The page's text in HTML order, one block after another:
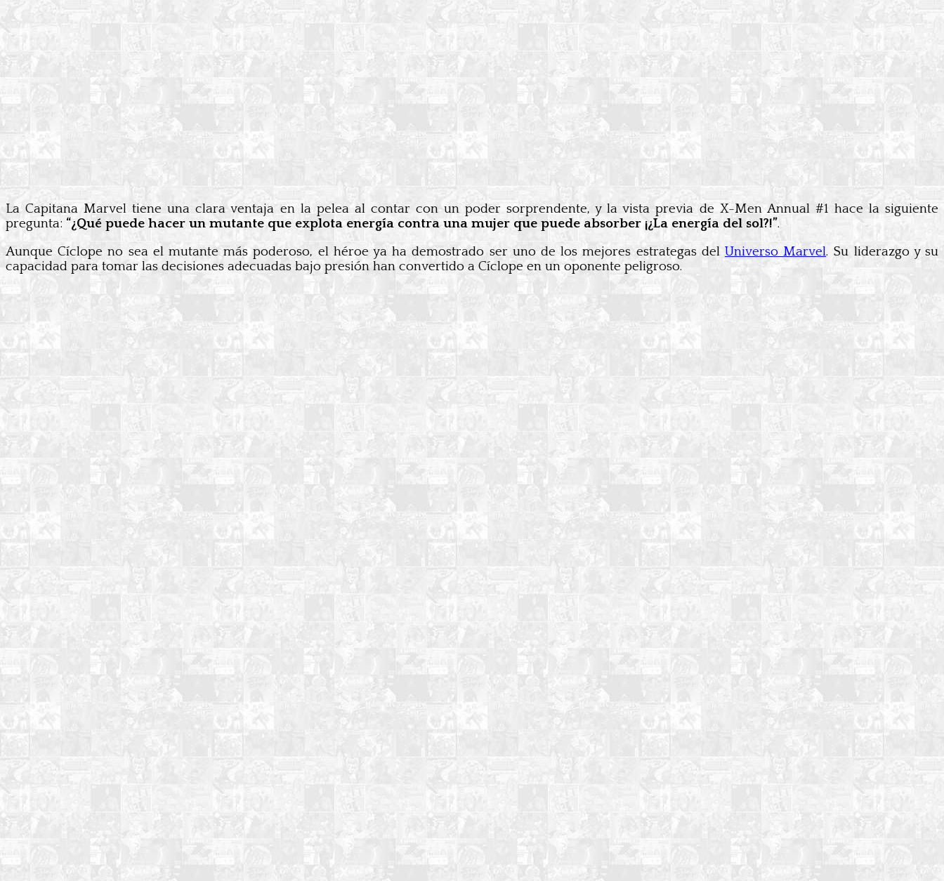
La Capitana Marvel tiene una clara ventaja en la pelea al contar con un poder sorprendente, y la vista previa de X-Men Annual #1 hace la siguiente
pregunta: “¿Qué puede hacer un mutante que explota energía contra una mujer que puede absorber ¡¿La energía del sol?!”.
Aunque Cíclope no sea el mutante más poderoso, el héroe ya ha demostrado ser uno de los mejores estrategas del Universo Marvel. Su liderazgo y su
capacidad para tomar las decisiones adecuadas bajo presión han convertido a Cíclope en un oponente peligroso.